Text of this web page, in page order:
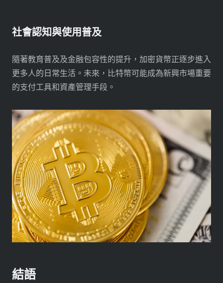
社會認知與使用普及
隨著教育普及及金融包容性的提升，加密貨幣正逐步進入
更多人的日常生活。未來，比特幣可能成為新興市場重要
的支付工具和資產管理手段。
結語